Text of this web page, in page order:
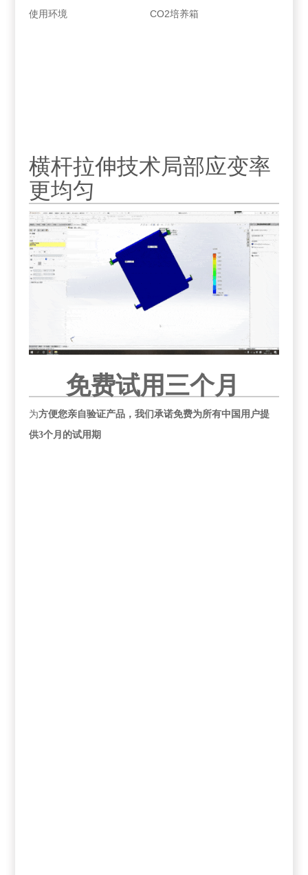
使用环境CO2培养箱
横杆拉伸技术局部应变率
更均匀
免费试用三个月
为方便您亲自验证产品，我们承诺免费为所有中国用户提
供3个月的试用期